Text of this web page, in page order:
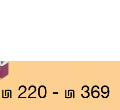
369 ₪ - 220 ₪